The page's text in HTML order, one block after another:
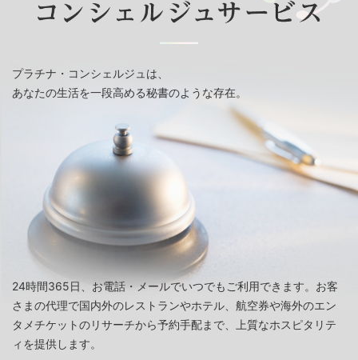
プラチナ・コンシェルジュは、
あなたの生活を一段高める秘書のような存在。
24時間365日、お電話・メールでいつでもご利用できます。お客
さまの代理で国内外のレストランやホテル、航空券や海外のエン
タメチケットのリサーチから予約手配まで、上質なホスピタリテ
ィを提供します。